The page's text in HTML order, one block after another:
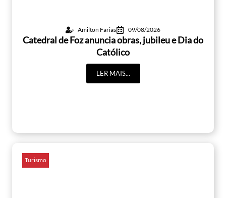
Amilton Farias 09/08/2026
Catedral de Foz anuncia obras, jubileu e Dia do
Católico
LER MAIS...
Turismo